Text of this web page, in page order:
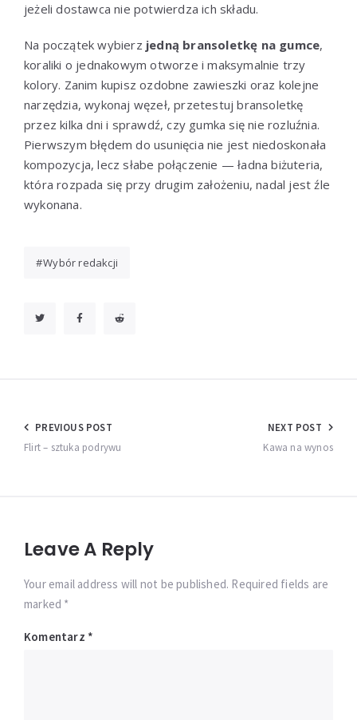
jeżeli dostawca nie potwierdza ich składu.
Na początek wybierz jedną bransoletkę na gumce,
koraliki o jednakowym otworze i maksymalnie trzy
kolory. Zanim kupisz ozdobne zawieszki oraz kolejne
narzędzia, wykonaj węzeł, przetestuj bransoletkę
przez kilka dni i sprawdź, czy gumka się nie rozluźnia.
Pierwszym błędem do usunięcia nie jest niedoskonała
kompozycja, lecz słabe połączenie — ładna biżuteria,
która rozpada się przy drugim założeniu, nadal jest źle
wykonana.
Wybór redakcji
Nawigacja
wpisu
PREVIOUS POST
Flirt – sztuka podrywu
NEXT POST
Kawa na wynos
Leave A Reply
Your email address will not be published. Required fields are
marked *
Komentarz *